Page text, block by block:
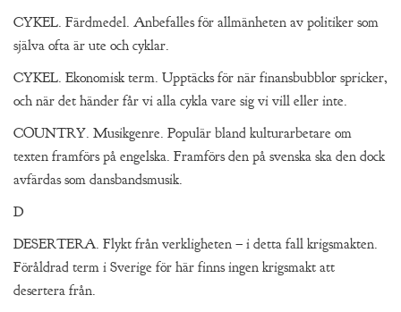
CYKEL. Färdmedel. Anbefalles för allmänheten av politiker som
själva ofta är ute och cyklar.
CYKEL. Ekonomisk term. Upptäcks för när finansbubblor spricker,
och när det händer får vi alla cykla vare sig vi vill eller inte.
COUNTRY. Musikgenre. Populär bland kulturarbetare om
texten framförs på engelska. Framförs den på svenska ska den dock
avfärdas som dansbandsmusik.
D
DESERTERA. Flykt från verkligheten – i detta fall krigsmakten.
Föråldrad term i Sverige för här finns ingen krigsmakt att
desertera från.